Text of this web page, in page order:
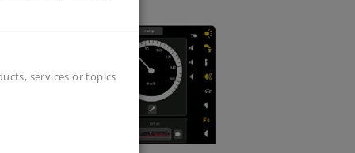
services or topics